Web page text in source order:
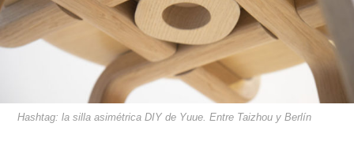
Hashtag: la silla asimétrica DIY de Yuue. Entre Taizhou y Berlín